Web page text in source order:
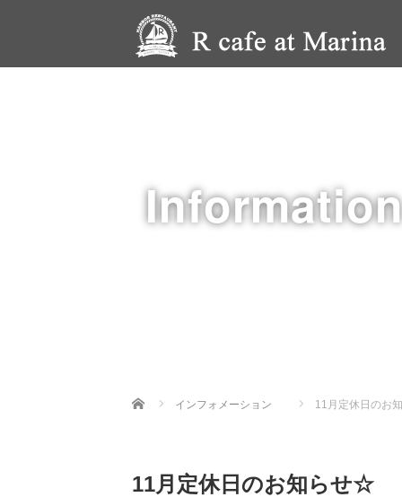
Home インフォメーション 11月定休日のお
11月定休日のお知らせ☆